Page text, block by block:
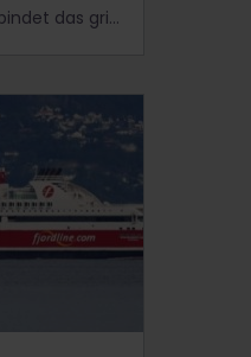
Blue Star Ferries verbindet das griechische Festland mit den umliegenden Inseln, inklusive Santorini, Kos und Rhodos. Informiere dich genauer.